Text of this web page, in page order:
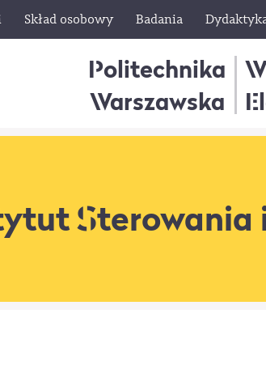
Skład osobowy Badania
Politechnika
Warszawska
Sterowania